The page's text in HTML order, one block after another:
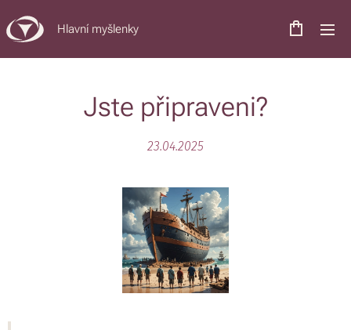
Hlavní myšlenky
Jste připraveni?
23.04.2025